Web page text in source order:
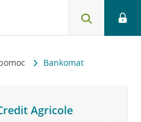
Bankomat
Agricole